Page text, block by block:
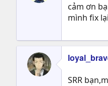
cảm ơn
mình fix
SRR